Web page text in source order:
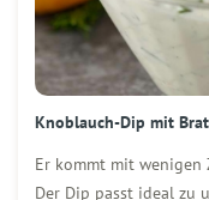
Knoblauch-Dip mit
Er kommt mit
Der Dip passt ideal zu